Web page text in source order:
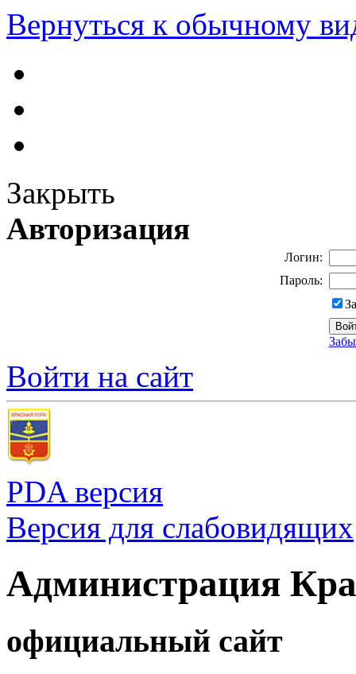
Вернуться к обычному
Закрыть
Авторизация
Логин:
Пароль:
Войти на сайт
PDA версия
Версия для слабовидящих
Администрация
официальный сайт